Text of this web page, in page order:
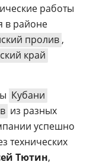
работы
в районе
пролив ,
край
Кубани
из разных
успешно
технических
Тютин,